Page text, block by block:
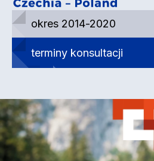
okres 2014-2020
terminy konsultacji